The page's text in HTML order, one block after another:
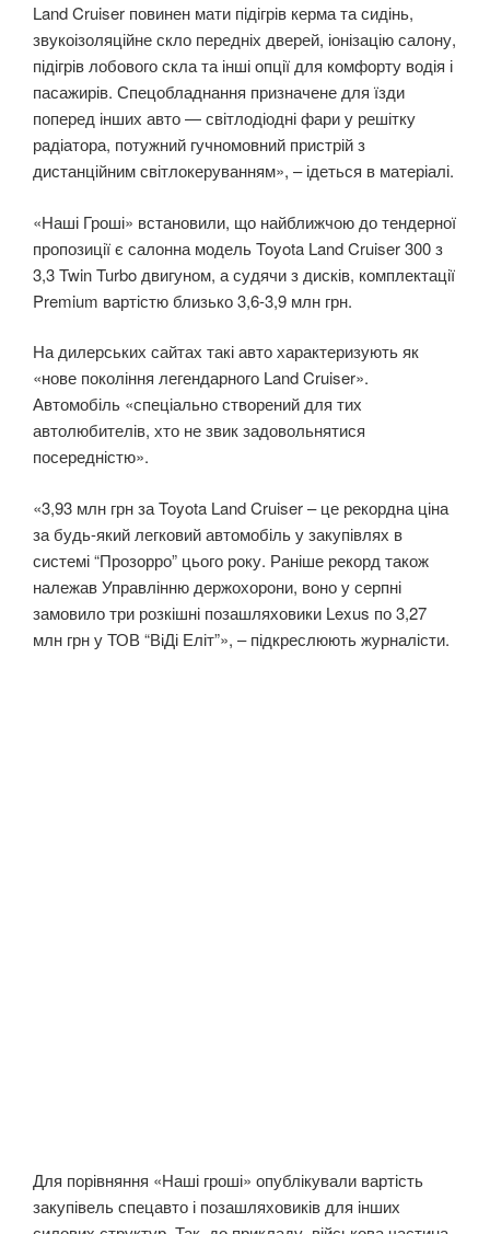
Land Cruiser повинен мати підігрів керма та сидінь,
звукоізоляційне скло передніх дверей, іонізацію салону,
підігрів лобового скла та інші опції для комфорту водія і
пасажирів. Спецобладнання призначене для їзди
поперед інших авто — світлодіодні фари у решітку
радіатора, потужний гучномовний пристрій з
дистанційним світлокеруванням», – ідеться в матеріалі.
«Наші Гроші» встановили, що найближчою до тендерної
пропозиції є салонна модель Toyota Land Cruiser 300 з
3,3 Twin Turbo двигуном, а судячи з дисків, комплектації
Premium вартістю близько 3,6-3,9 млн грн.
На дилерських сайтах такі авто характеризують як
«нове покоління легендарного Land Cruiser».
Автомобіль «спеціально створений для тих
автолюбителів, хто не звик задовольнятися
посередністю».
«3,93 млн грн за Toyota Land Cruiser – це рекордна ціна
за будь-який легковий автомобіль у закупівлях в
системі “Прозорро” цього року. Раніше рекорд також
належав Управлінню держохорони, воно у серпні
замовило три розкішні позашляховики Lexus по 3,27
млн грн у ТОВ “ВіДі Еліт”», – підкреслюють журналісти.
Для порівняння «Наші гроші» опублікували вартість
закупівель спецавто і позашляховиків для інших